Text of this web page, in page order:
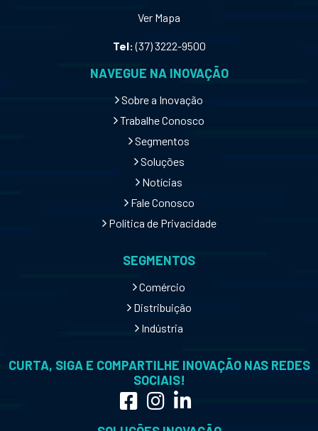
Ver Mapa
Tel:(37) 3222-9500
NAVEGUE NA INOVAÇÃO
Sobre a Inovação
Trabalhe Conosco
Segmentos
Soluções
Notícias
Fale Conosco
Política de Privacidade
SEGMENTOS
Comércio
Distribuição
Indústria
CURTA, SIGA E COMPARTILHE INOVAÇÃO NAS REDES
SOCIAIS!